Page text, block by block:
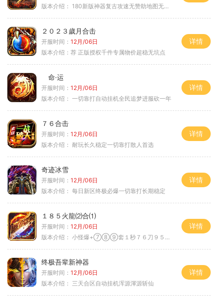
版本介绍： 180新版神器复古攻速无赞助地图无排行
２０２３歲月合击
开服时间： 12月/06日
版本介绍： 荐 正版授权千件专属物价超稳无坑点
详情
命·运
开服时间： 12月/06日
版本介绍： 一切靠打自动挂机全民追梦进服砍一年
详情
７６合击
开服时间： 12月/06日
版本介绍： 耐玩长久稳定一切靠打散人首选
详情
奇迹冰雪
开服时间： 12月/06日
版本介绍： 每日新区终极必爆一切靠打长期稳定
详情
１８５火龍⑵合⑴
开服时间： 12月/06日
版本介绍： 小怪爆+⑦⑧⑨套１秒７６刀９５范围捡
详情
终极吾辈新神器
开服时间： 12月/06日
版本介绍： 三天合区自动挂机浑源渾源斩仙
详情